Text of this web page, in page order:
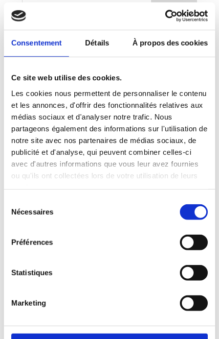
Consentement Détails À propos des cookies
Ce site web utilise des cookies.
Les cookies nous permettent de personnaliser le contenu
et les annonces, d'offrir des fonctionnalités relatives aux
médias sociaux et d'analyser notre trafic. Nous
partageons également des informations sur l'utilisation de
notre site avec nos partenaires de médias sociaux, de
publicité et d'analyse, qui peuvent combiner celles-ci
avec d'autres informations que vous leur avez fournies
ou qu'ils ont collectées lors de votre utilisation de leurs
Nécessaires
Préférences
Statistiques
Marketing
L’ensemble ClairObscur-Lyrique bénéficie du soutien de
de la direction des musées et du patrimoine de Dijon
et de Prévalet Musique.
Articles récents
Concert « Si l’Amour m’était chanté ! » – Vendredi 21,
Samedi 22 et Dimanche 23 Août
Concert « Offenbach ! La Belle Époque ! » – Vendredi
17, Samedi 18 et Dimanche 19 Juillet
Concert « Les Oubliées » – 8 Mars
Concert « Les Oubliées » – 4 Mars
Meilleurs Vœux 2026
9 mars 2017 – Chalon sur Saône – Concert
Archives
février 2026
décembre 2025
juillet 2025